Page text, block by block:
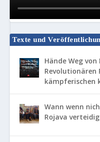
Texte und
Hände Weg
Revolutionären
kämpferischen
Wann wenn
Rojava